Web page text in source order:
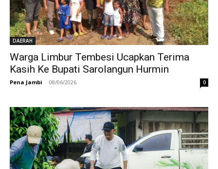
DAERAH
Warga Limbur Tembesi Ucapkan Terima
Kasih Ke Bupati Sarolangun Hurmin
Pena Jambi - 08/06/2026 0